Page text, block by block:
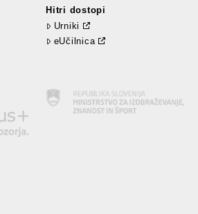
Hitri dostopi
Urniki
eUčilnica